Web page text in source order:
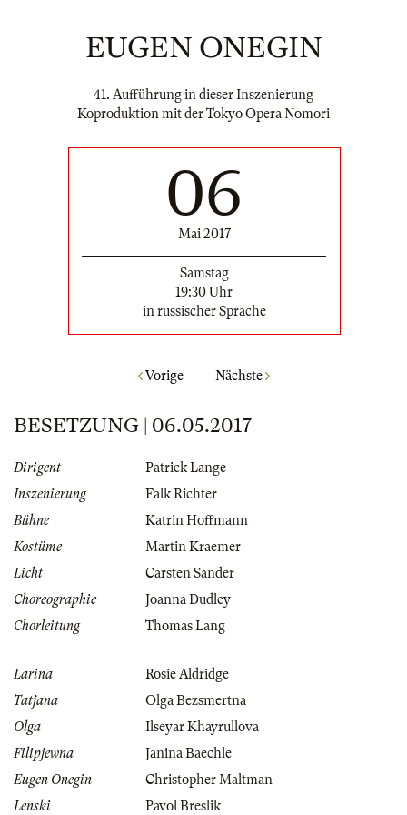
EUGEN ONEGIN
41. Aufführung in dieser Inszenierung
Koproduktion mit der Tokyo Opera Nomori
06
Mai 2017
Samstag
19:30 Uhr
in russischer Sprache
Vorige Nächste
BESETZUNG | 06.05.2017
Dirigent
Patrick Lange
Inszenierung
Falk Richter
Bühne
Katrin Hoffmann
Kostüme
Martin Kraemer
Licht
Carsten Sander
Choreographie
Joanna Dudley
Chorleitung
Thomas Lang
Larina
Rosie Aldridge
Tatjana
Olga Bezsmertna
Olga
Ilseyar Khayrullova
Filipjewna
Janina Baechle
Eugen Onegin
Christopher Maltman
Lenski
Pavol Breslik